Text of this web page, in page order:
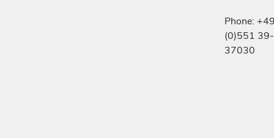
Phone:
(0)551 39-
37030